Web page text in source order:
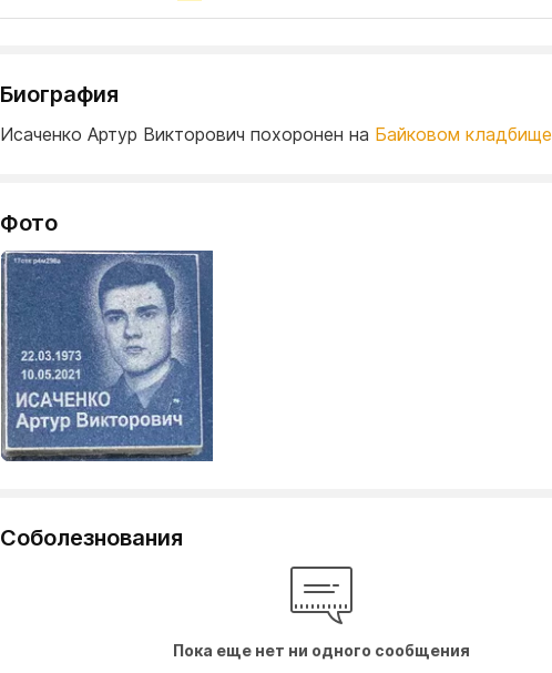
Биография
Исаченко Артур Викторович похоронен на Байковом кладбище
Фото
Соболезнования
Пока еще нет ни одного сообщения